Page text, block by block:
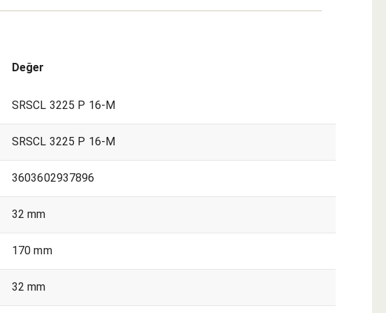
Değer
SRSCL 3225 P 16-M
SRSCL 3225 P 16-M
3603602937896
32 mm
170 mm
32 mm